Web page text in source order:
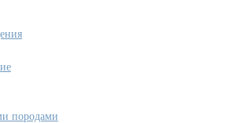
породами